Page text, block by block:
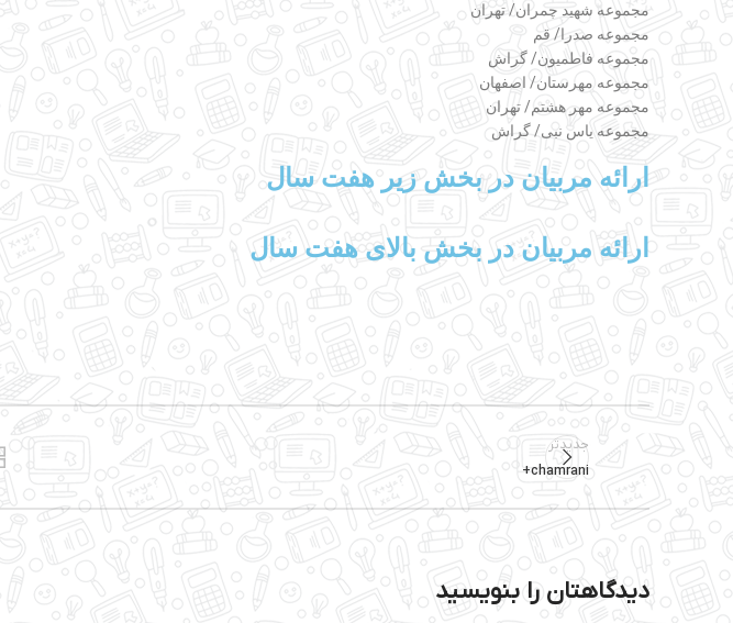
مجموعه شهید چمران/ تهران
مجموعه صدرا/ قم
مجموعه فاطمیون/ گراش
مجموعه مهرستان/ اصفهان
مجموعه مهر هشتم/ تهران
مجموعه یاس نبی/ گراش
ارائه مربیان در بخش زیر هفت سال
ارائه مربیان در بخش بالای هفت سال
جدیدتر
chamrani+
دیدگاهتان را بنویسید